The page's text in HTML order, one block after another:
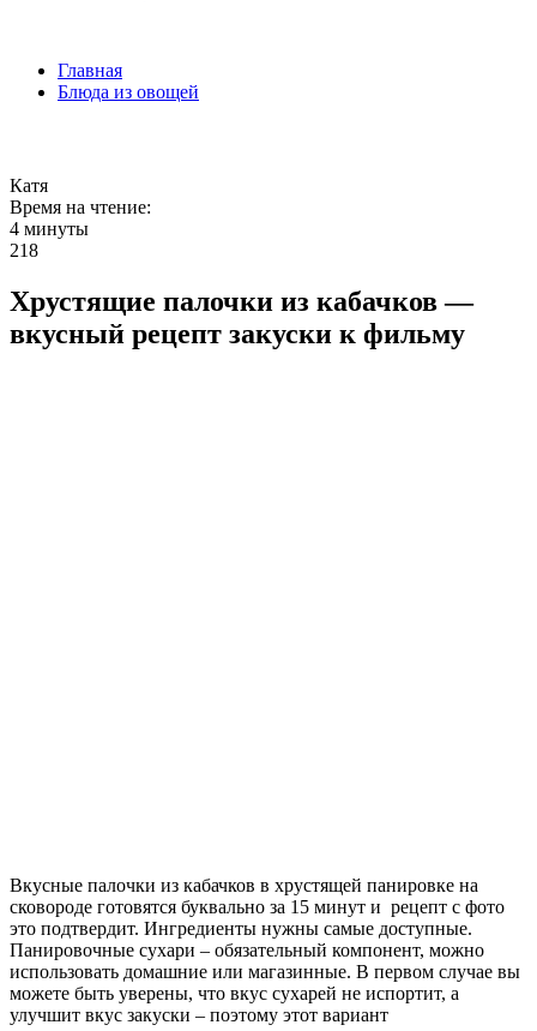
Главная
Блюда из овощей
Катя
Время на чтение:
4 минуты
218
Хрустящие палочки из кабачков —
вкусный рецепт закуски к фильму
Вкусные палочки из кабачков в хрустящей панировке на
сковороде готовятся буквально за 15 минут и рецепт с фото
это подтвердит. Ингредиенты нужны самые доступные.
Панировочные сухари – обязательный компонент, можно
использовать домашние или магазинные. В первом случае вы
можете быть уверены, что вкус сухарей не испортит, а
улучшит вкус закуски – поэтому этот вариант